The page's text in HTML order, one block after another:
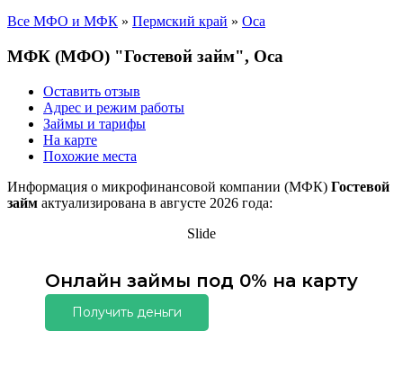
Все МФО и МФК » Пермский край » Оса
МФК (МФО) "Гостевой займ", Оса
Оставить отзыв
Адрес и режим работы
Займы и тарифы
На карте
Похожие места
Информация о микрофинансовой компании (МФК) Гостевой
займ актуализирована в августе 2026 года:
Slide
Онлайн займы под 0% на карту
Получить деньги